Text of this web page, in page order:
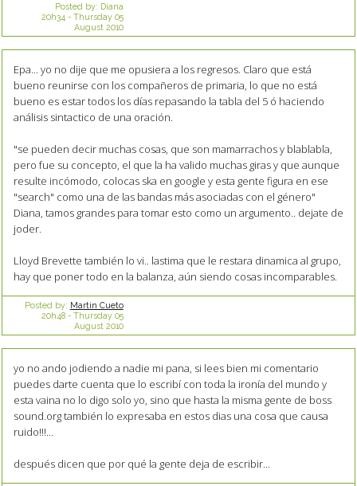
Posted by: Diana
20h34 - Thursday 05
August 2010
Epa... yo no dije que me opusiera a los regresos. Claro que está
bueno reunirse con los compañeros de primaria, lo que no está
bueno es estar todos los días repasando la tabla del 5 ó haciendo
análisis sintactico de una oración.
"se pueden decir muchas cosas, que son mamarrachos y blablabla,
pero fue su concepto, el que la ha valido muchas giras y que aunque
resulte incómodo, colocas ska en google y esta gente figura en ese
"search" como una de las bandas más asociadas con el género"
Diana, tamos grandes para tomar esto como un argumento.. dejate de
joder.
Lloyd Brevette también lo vi.. lastima que le restara dinamica al grupo,
hay que poner todo en la balanza, aún siendo cosas incomparables.
Posted by: Martin Cueto
20h48- Thursday 05
August 2010
yo no ando jodiendo a nadie mi pana, si lees bien mi comentario
puedes darte cuenta que lo escribí con toda la ironía del mundo y
esta vaina no lo digo solo yo, sino que hasta la misma gente de boss
sound.org también lo expresaba en estos dias una cosa que causa
ruido!!!...
después dicen que por qué la gente deja de escribir...